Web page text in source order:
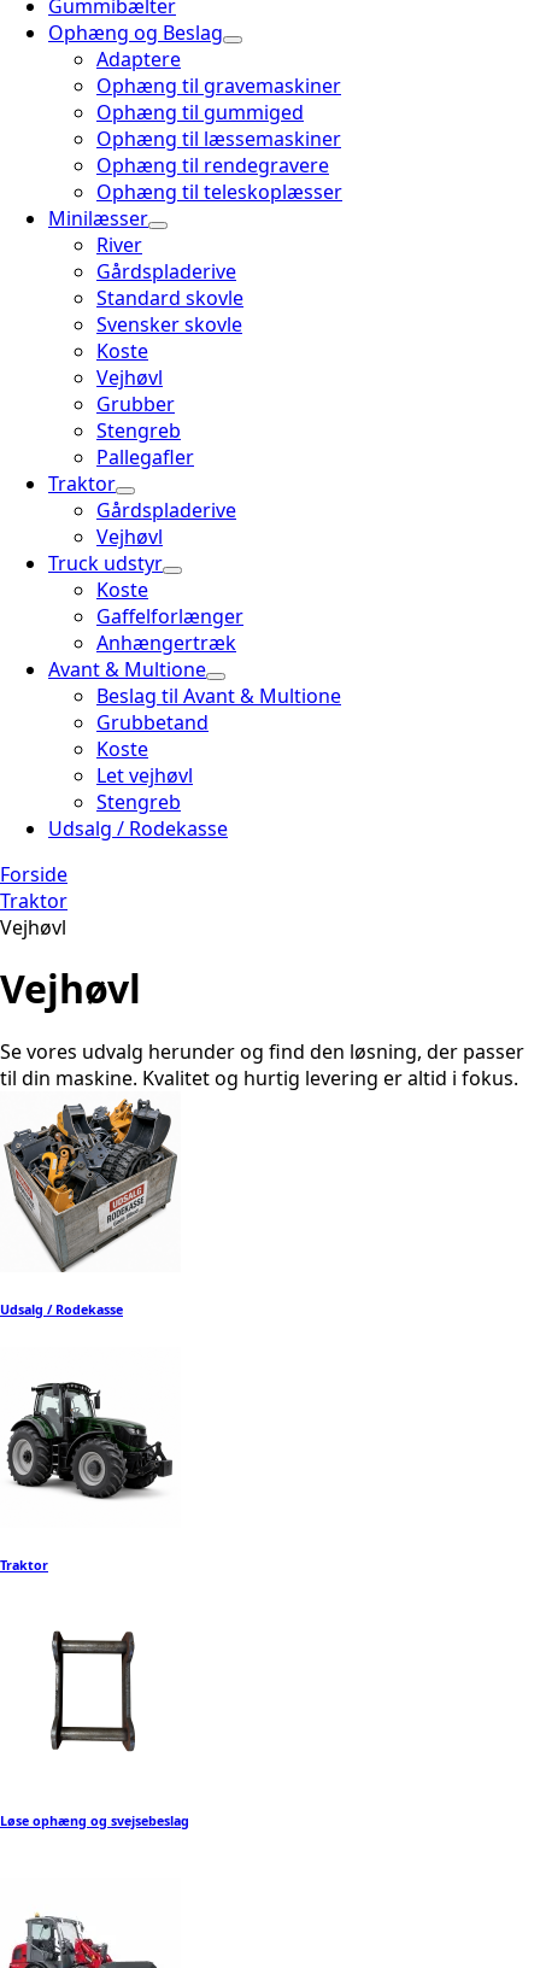
Gummibælter
Ophæng og Beslag
Adaptere
Ophæng til gravemaskiner
Ophæng til gummiged
Ophæng til læssemaskiner
Ophæng til rendegravere
Ophæng til teleskoplæsser
Minilæsser
River
Gårdspladerive
Standard skovle
Svensker skovle
Koste
Vejhøvl
Grubber
Stengreb
Pallegafler
Traktor
Gårdspladerive
Vejhøvl
Truck udstyr
Koste
Gaffelforlænger
Anhængertræk
Avant & Multione
Beslag til Avant & Multione
Grubbetand
Koste
Let vejhøvl
Stengreb
Udsalg / Rodekasse
Forside
Traktor
Vejhøvl
Vejhøvl
Se vores udvalg herunder og find den løsning, der passer
til din maskine. Kvalitet og hurtig levering er altid i fokus.
Udsalg / Rodekasse
Traktor
Løse ophæng og svejsebeslag